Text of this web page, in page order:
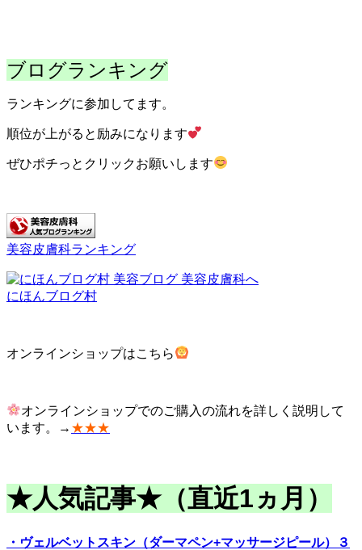
ブログランキング
ランキングに参加してます。
順位が上がると励みになります
ぜひポチっとクリックお願いします
美容皮膚科ランキング
にほんブログ村
オンラインショップはこちら
オンラインショップでのご購入の流れを詳しく説明して
います。→ ★★★
★人気記事★（直近1ヵ月）
・ヴェルベットスキン（ダーマペン+マッサージピール）３